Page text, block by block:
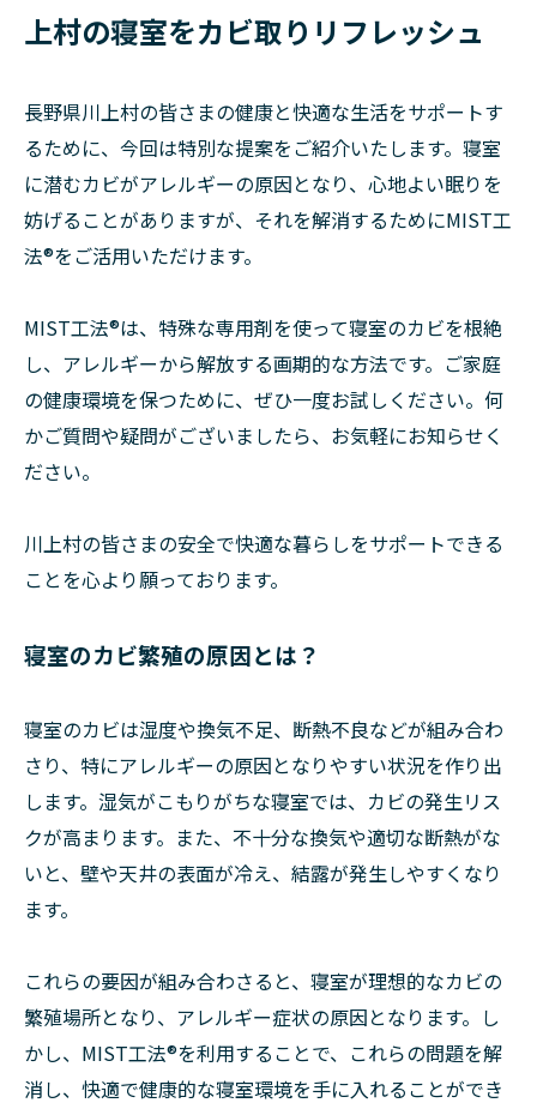
上村の寝室をカビ取りリフレッシュ
長野県川上村の皆さまの健康と快適な生活をサポートす
るために、今回は特別な提案をご紹介いたします。寝室
に潜むカビがアレルギーの原因となり、心地よい眠りを
妨げることがありますが、それを解消するためにMIST工
法®をご活用いただけます。
MIST工法®は、特殊な専用剤を使って寝室のカビを根絶
し、アレルギーから解放する画期的な方法です。ご家庭
の健康環境を保つために、ぜひ一度お試しください。何
かご質問や疑問がございましたら、お気軽にお知らせく
ださい。
川上村の皆さまの安全で快適な暮らしをサポートできる
ことを心より願っております。
寝室のカビ繁殖の原因とは？
寝室のカビは湿度や換気不足、断熱不良などが組み合わ
さり、特にアレルギーの原因となりやすい状況を作り出
します。湿気がこもりがちな寝室では、カビの発生リス
クが高まります。また、不十分な換気や適切な断熱がな
いと、壁や天井の表面が冷え、結露が発生しやすくなり
ます。
これらの要因が組み合わさると、寝室が理想的なカビの
繁殖場所となり、アレルギー症状の原因となります。し
かし、MIST工法®を利用することで、これらの問題を解
消し、快適で健康的な寝室環境を手に入れることができ